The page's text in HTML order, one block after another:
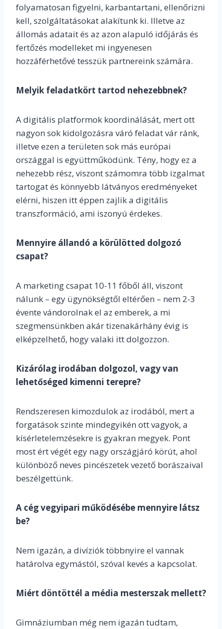
folyamatosan figyelni, karbantartani, ellenőrizni
kell, szolgáltatásokat alakítunk ki. Illetve az
állomás adatait és az azon alapuló időjárás és
fertőzés modelleket mi ingyenesen
hozzáférhetővé tesszük partnereink számára.
Melyik feladatkört tartod nehezebbnek?
A digitális platformok koordinálását, mert ott
nagyon sok kidolgozásra váró feladat vár ránk,
illetve ezen a területen sok más európai
országgal is együttműködünk. Tény, hogy ez a
nehezebb rész, viszont számomra több izgalmat
tartogat és könnyebb látványos eredményeket
elérni, hiszen itt éppen zajlik a digitális
transzformáció, ami iszonyú érdekes.
Mennyire állandó a körülötted dolgozó
csapat?
A marketing csapat 10-11 főből áll, viszont
nálunk – egy ügynökségtől eltérően – nem 2-3
évente vándorolnak el az emberek, a mi
szegmensünkben akár tizenakárhány évig is
elképzelhető, hogy valaki itt dolgozzon.
Kizárólag irodában dolgozol, vagy van
lehetőséged kimenni terepre?
Rendszeresen kimozdulok az irodából, mert a
forgatások szinte mindegyikén ott vagyok, a
kísérletelemzésekre is gyakran megyek. Pont
most ért végét egy nagy országjáró körút, ahol
különböző neves pincészetek vezető borászaival
beszélgettünk.
A cég vegyipari működésébe mennyire látsz
be?
Nem igazán, a divíziók többnyire el vannak
határolva egymástól, szóval kevés a kapcsolat.
Miért döntöttél a média mesterszak mellett?
Gimnáziumban még nem igazán tudtam,